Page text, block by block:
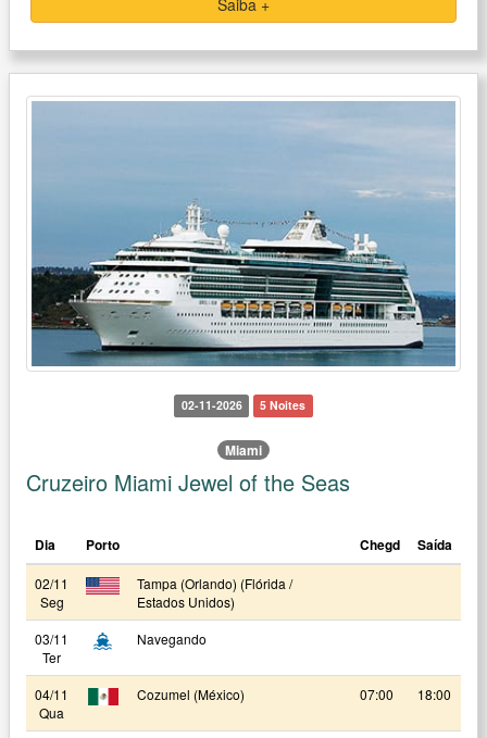
Saiba +
02-11-2026 5 Noites
Miami
Cruzeiro Miami Jewel of the Seas
Dia Porto Chegd Saída
02/11
Seg
Tampa (Orlando) (Flórida /
Estados Unidos)
03/11
Ter
Navegando
04/11
Qua
Cozumel (México) 07:00 18:00